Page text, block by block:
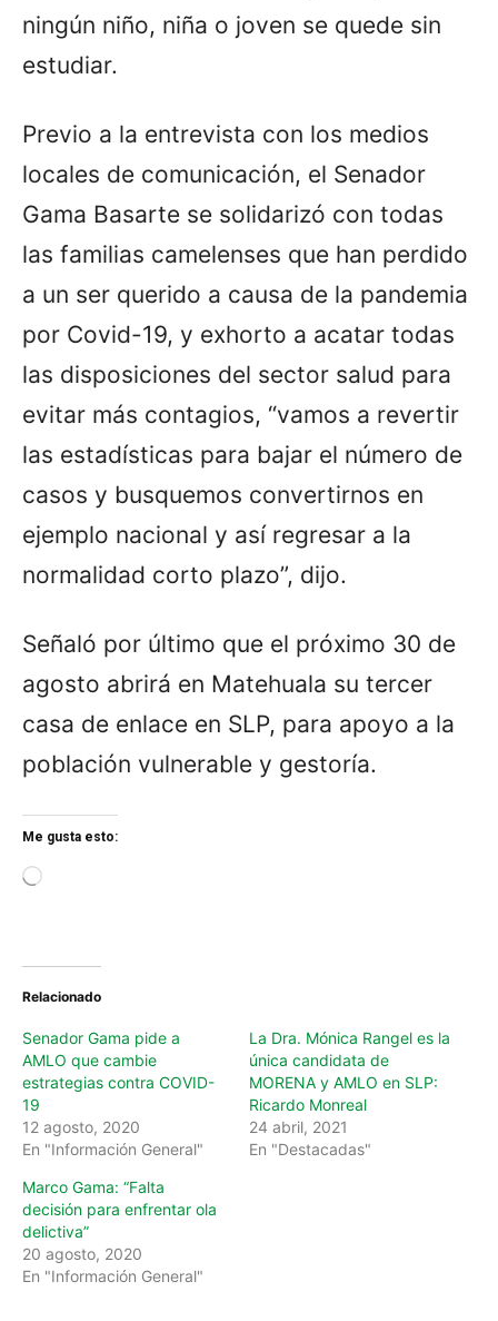
ningún niño, niña o joven se quede sin
estudiar.
Previo a la entrevista con los medios
locales de comunicación, el Senador
Gama Basarte se solidarizó con todas
las familias camelenses que han perdido
a un ser querido a causa de la pandemia
por Covid-19, y exhorto a acatar todas
las disposiciones del sector salud para
evitar más contagios, “vamos a revertir
las estadísticas para bajar el número de
casos y busquemos convertirnos en
ejemplo nacional y así regresar a la
normalidad corto plazo”, dijo.
Señaló por último que el próximo 30 de
agosto abrirá en Matehuala su tercer
casa de enlace en SLP, para apoyo a la
población vulnerable y gestoría.
Me gusta esto:
g
Relacionado
Senador Gama pide a
AMLO que cambie
estrategias contra COVID-
19
12 agosto, 2020
En "Información General"
La Dra. Mónica Rangel es la
única candidata de
MORENA y AMLO en SLP:
Ricardo Monreal
24 abril, 2021
En "Destacadas"
Marco Gama: “Falta
decisión para enfrentar ola
delictiva”
20 agosto, 2020
En "Información General"